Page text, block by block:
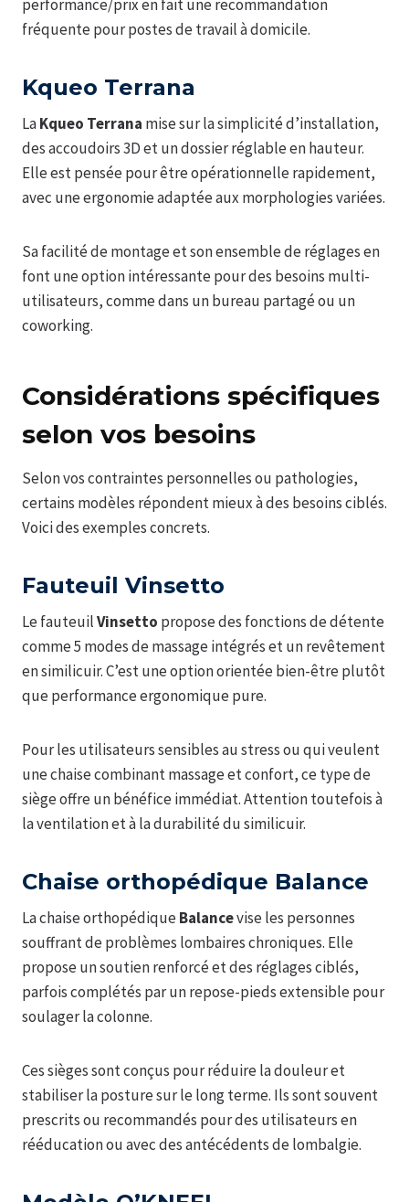
performance/prix en fait une recommandation
fréquente pour postes de travail à domicile.
Kqueo Terrana
LaKqueo Terrana mise sur la simplicité d’installation,
des accoudoirs 3D et un dossier réglable en hauteur.
Elle est pensée pour être opérationnelle rapidement,
avec une ergonomie adaptée aux morphologies variées.
Sa facilité de montage et son ensemble de réglages en
font une option intéressante pour des besoins multi-
utilisateurs, comme dans un bureau partagé ou un
coworking.
Considérations spécifiques
selon vos besoins
Selon vos contraintes personnelles ou pathologies,
certains modèles répondent mieux à des besoins ciblés.
Voici des exemples concrets.
Fauteuil Vinsetto
Le fauteuilVinsetto propose des fonctions de détente
comme 5 modes de massage intégrés et un revêtement
en similicuir. C’est une option orientée bien-être plutôt
que performance ergonomique pure.
Pour les utilisateurs sensibles au stress ou qui veulent
une chaise combinant massage et confort, ce type de
siège offre un bénéfice immédiat. Attention toutefois à
la ventilation et à la durabilité du similicuir.
Chaise orthopédique Balance
La chaise orthopédiqueBalancevise les personnes
souffrant de problèmes lombaires chroniques. Elle
propose un soutien renforcé et des réglages ciblés,
parfois complétés par un repose-pieds extensible pour
soulager la colonne.
Ces sièges sont conçus pour réduire la douleur et
stabiliser la posture sur le long terme. Ils sont souvent
prescrits ou recommandés pour des utilisateurs en
rééducation ou avec des antécédents de lombalgie.